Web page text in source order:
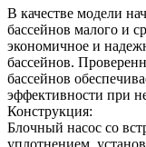
В качестве модели
бассейнов малого и
экономичное и
бассейнов.
бассейнов
эффективности при
Конструкция:
Блочный насос со
уплотнением,